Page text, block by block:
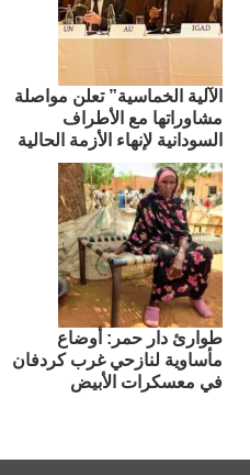
الآلية الخماسية” تعلن مواصلة
مشاوراتها مع الأطراف
السودانية لإنهاء الأزمة الحالية
طوارئ دار حمر: أوضاع
مأساوية لنازحي غرب كردفان
في معسكرات الأبيض